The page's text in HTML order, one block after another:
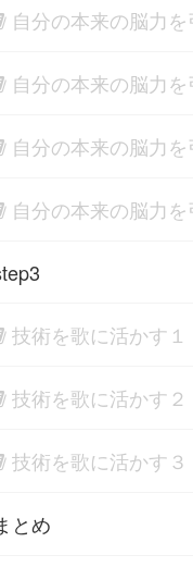
自分の本来の脳力を
自分の本来の脳力
自分の本来の脳力
自分の本来の脳力
技術を歌に活かす
技術を歌に活かす
技術を歌に活かす
とめ